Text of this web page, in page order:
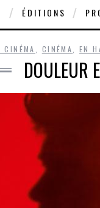
ÉDITIONS
CINÉMA CINÉMA EN
DOULEUR